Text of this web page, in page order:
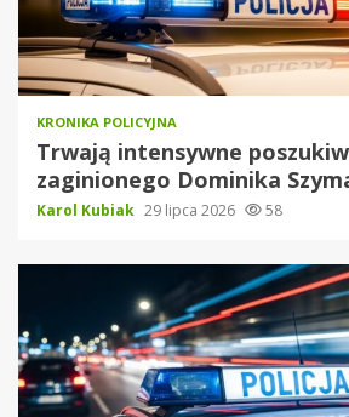
KRONIKA POLICYJNA
Trwają intensywne
zaginionego Dominika
Karol Kubiak 29 lipca 2026 58